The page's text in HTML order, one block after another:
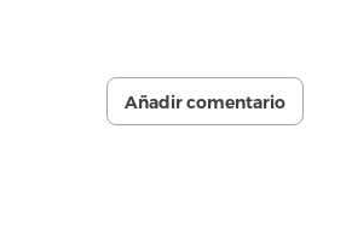
Añadir comentario